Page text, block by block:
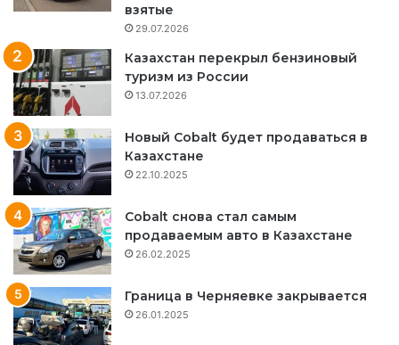
взятые
29.07.2026
Казахстан перекрыл бензиновый
туризм из России
13.07.2026
Новый Cobalt будет продаваться в
Казахстане
22.10.2025
Cobalt снова стал самым
продаваемым авто в Казахстане
26.02.2025
Граница в Черняевке закрывается
26.01.2025